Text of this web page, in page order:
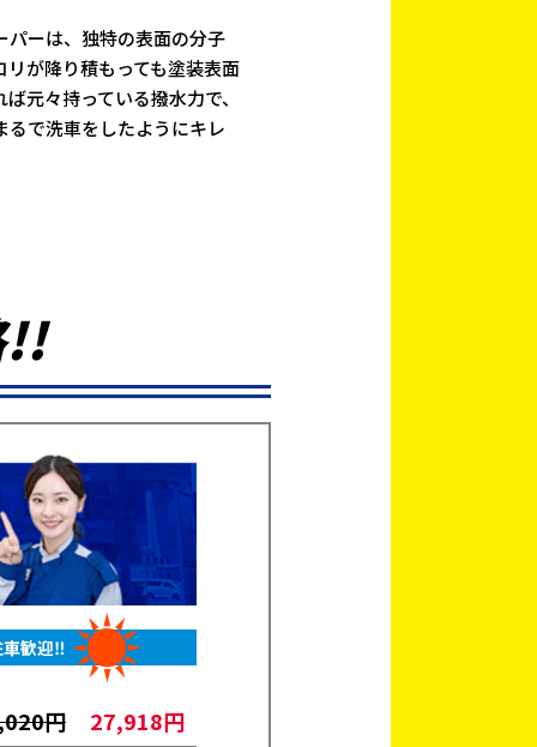
パーは、独特の表面の分子
が降り積もっても塗装表面
元々持っている撥水力で、
で洗車をしたようにキレ
!!
歓迎‼
円 27,918円